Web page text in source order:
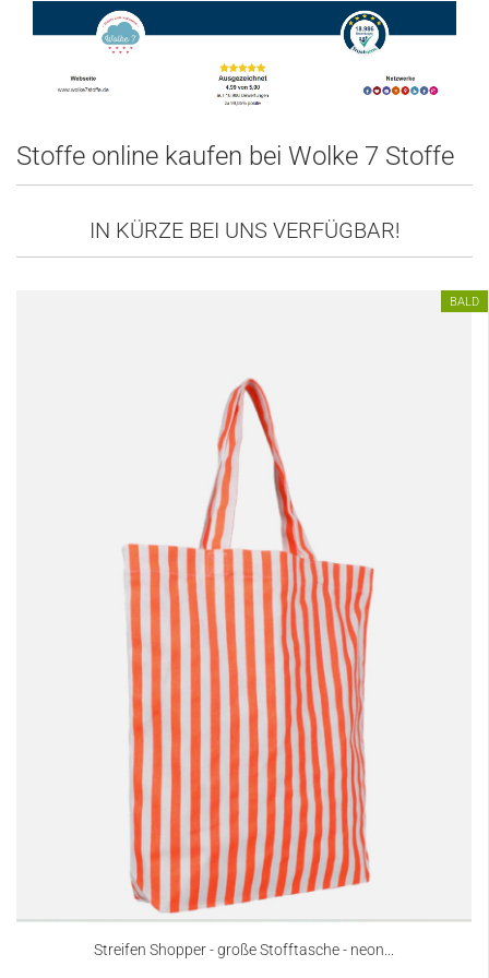
Stoffe online kaufen bei Wolke 7 Stoffe
IN KÜRZE BEI UNS VERFÜGBAR!
BALD
Streifen Shopper - große Stofftasche - neon...